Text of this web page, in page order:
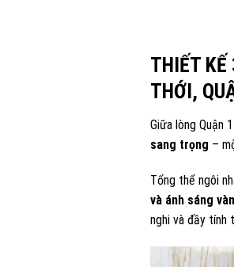
THIẾT KẾ
THỚI,
Giữa lòng Quận
sang trọng –
Tổng thể ngôi
và ánh sáng
nghi và đầy tính